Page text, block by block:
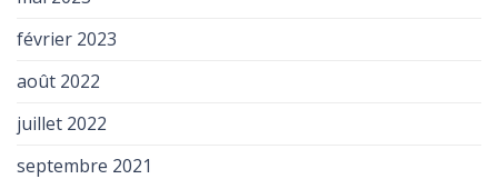
février 2023
août 2022
juillet 2022
septembre 2021